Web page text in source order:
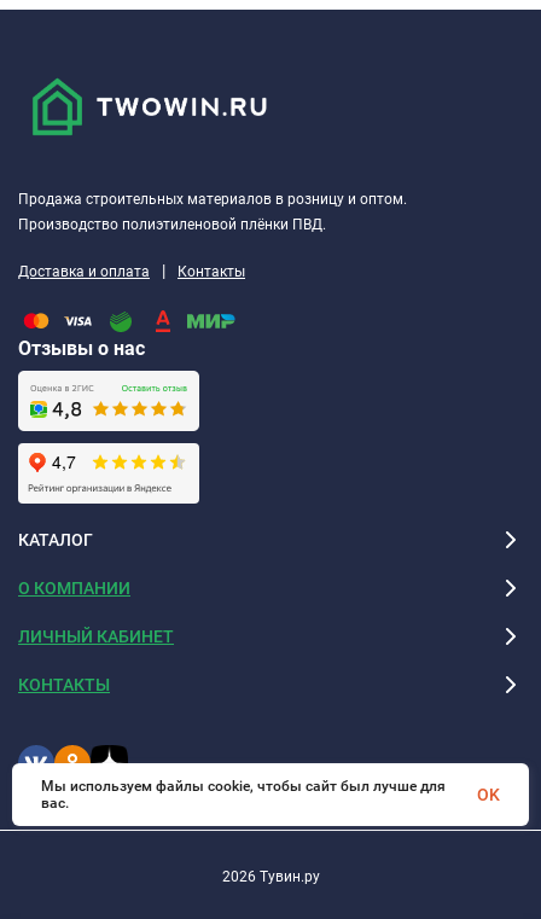
Продажа строительных материалов в розницу и оптом.
Производство полиэтиленовой плёнки ПВД.
Доставка и оплата | Контакты
Отзывы о нас
КАТАЛОГ
О КОМПАНИИ
ЛИЧНЫЙ КАБИНЕТ
КОНТАКТЫ
2026 Тувин.ру
Мы используем файлы cookie, чтобы сайт был лучше для
вас.
OK